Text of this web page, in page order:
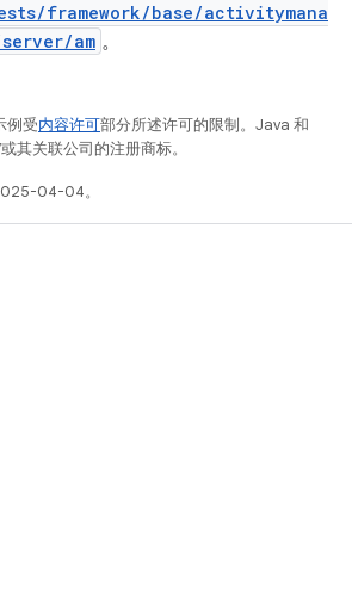
framework/base/activitymana
am 。
例受内容许可部分所述许可的限制。Java 和
其关联公司的注册商标。
04-04。